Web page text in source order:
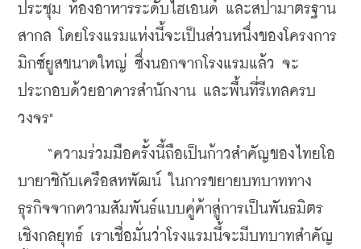
ประชุม ห้องอาหารระดับไฮเอนด์ และสปามาตรฐาน
สากล โดยโรงแรมแห่งนี้จะเป็นส่วนหนึ่งของโครงการ
มิกซ์ยูสขนาดใหญ่ ซึ่งนอกจากโรงแรมแล้ว จะ
ประกอบด้วยอาคารสำนักงาน และพื้นที่รีเทลครบ
วงจร"
“ความร่วมมือครั้งนี้ถือเป็นก้าวสำคัญของไทยโอ
บายาชิกับเครือสหพัฒน์ ในการขยายบทบาททาง
ธุรกิจจากความสัมพันธ์แบบคู่ค้าสู่การเป็นพันธมิตร
เชิงกลยุทธ์ เราเชื่อมั่นว่าโรงแรมนี้จะมีบทบาทสำคัญ